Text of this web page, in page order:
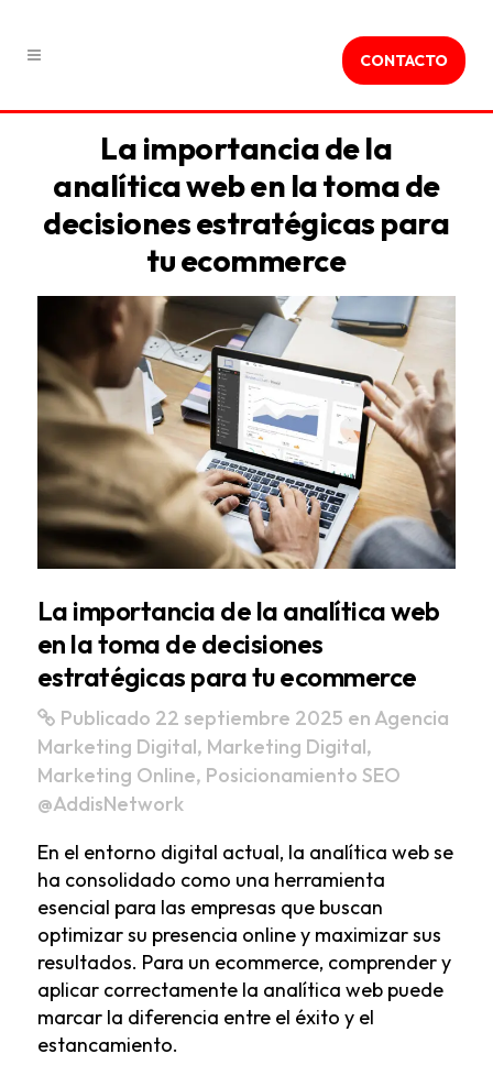
CONTACTO
La importancia de la
analítica web en la toma de
decisiones estratégicas para
tu ecommerce
La importancia de la analítica web
en la toma de decisiones
estratégicas para tu ecommerce
Publicado 22 septiembre 2025 en Agencia
Marketing Digital, Marketing Digital,
Marketing Online, Posicionamiento SEO
@AddisNetwork
En el entorno digital actual, la analítica web se
ha consolidado como una herramienta
esencial para las empresas que buscan
optimizar su presencia online y maximizar sus
resultados. Para un ecommerce, comprender y
aplicar correctamente la analítica web puede
marcar la diferencia entre el éxito y el
estancamiento.